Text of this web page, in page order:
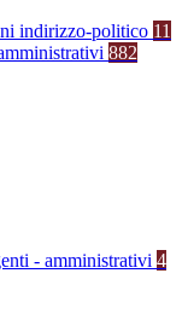
indirizzo-politico 11
882
- amministrativi 4